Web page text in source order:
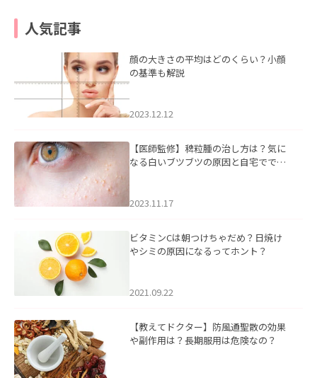
人気記事
顔の大きさの平均はどのくらい？小顔
の基準も解説
2023.12.12
【医師監修】稗粒腫の治し方は？気に
なる白いブツブツの原因と自宅ででき
2023.11.17
ビタミンCは朝つけちゃだめ？日焼け
やシミの原因になるってホント？
2021.09.22
【教えてドクター】防風通聖散の効果
や副作用は？長期服用は危険なの？